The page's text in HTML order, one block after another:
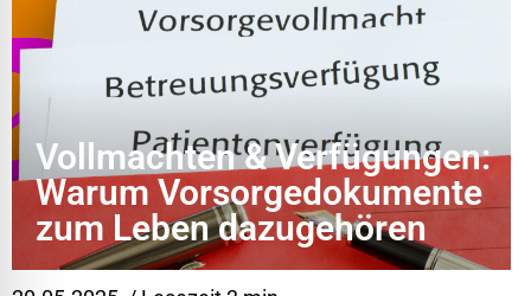
Vollmachten & Verfügungen:
Warum Vorsorgedokumente
zum Leben dazugehören